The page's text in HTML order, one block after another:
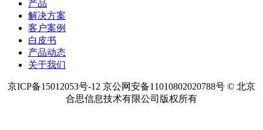
产品
解决方案
客户案例
白皮书
产品动态
关于我们
京ICP备15012053号-12 京公网安备11010802020788号 © 北京
合思信息技术有限公司版权所有